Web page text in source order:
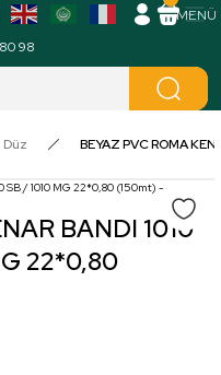
98
Düz BEYAZ PVC ROMA
BANDI 1010
22*0,80